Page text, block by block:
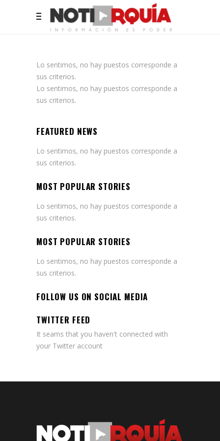
Lo sentimos, no hay puestos corresponde a
sus criterios.
Lo sentimos, no hay puestos corresponde a
sus criterios.
FEATURED NEWS
Lo sentimos, no hay puestos corresponde a
sus criterios.
MOST POPULAR STORIES
Lo sentimos, no hay puestos corresponde a
sus criterios.
MOST POPULAR STORIES
Lo sentimos, no hay puestos corresponde a
sus criterios.
FOLLOW US ON SOCIAL MEDIA
TWITTER FEED
It seams that you haven't connected with
your Twitter account